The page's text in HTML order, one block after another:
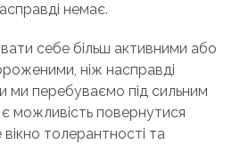
немає.
себе більш активними або
ніж насправді
ми перебуваємо під сильним
можливість повернутися
толерантності та